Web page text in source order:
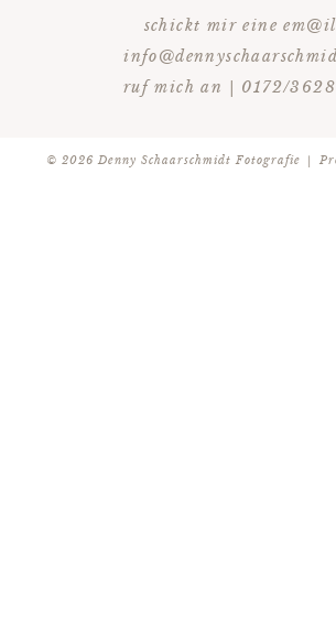
schickt mir eine em@il
ruf mich an | 0172/
© 2026 Denny Schaarschmidt Fotografie |